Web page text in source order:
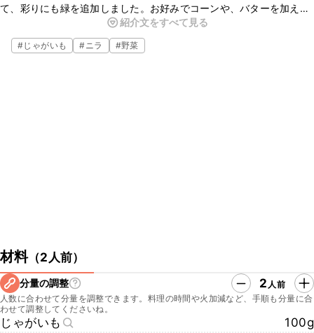
て、彩りにも緑を追加しました。お好みでコーンや、バターを加えて
もコクが増して美味しいですよ。ぜひお味噌汁のレパートリーに追加
してみてくださいね。
紹介文をすべて見る
#じゃがいも #ニラ #野菜
材料（2人前）
分量の調整 2 人前
人数に合わせて分量を調整できます。料理の時間や火加減など、手順も分量に合
わせて調整してくださいね。
じゃがいも
100g